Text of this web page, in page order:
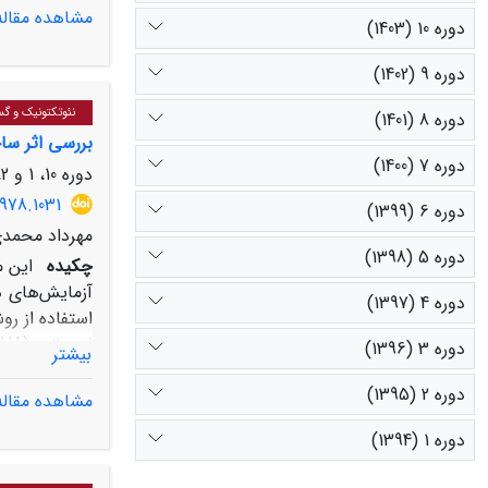
اصلی، حاکی
مشاهده
نئوتکتونیک و
بررسی اثر
دوره 10، 1 و 2، شهریور 1403، صفحه
مهرداد
چکیده
آزمایش‌های
استفاده از
استفاده
بیشتر
مشاهده
دوره 10 (1403)
دوره 9 (1402)
دوره 8 (1401)
دوره 7 (1400)
دوره 6 (1399)
دوره 5 (1398)
دوره 4 (1397)
دوره 3 (1396)
دوره 2 (1395)
دوره 1 (1394)